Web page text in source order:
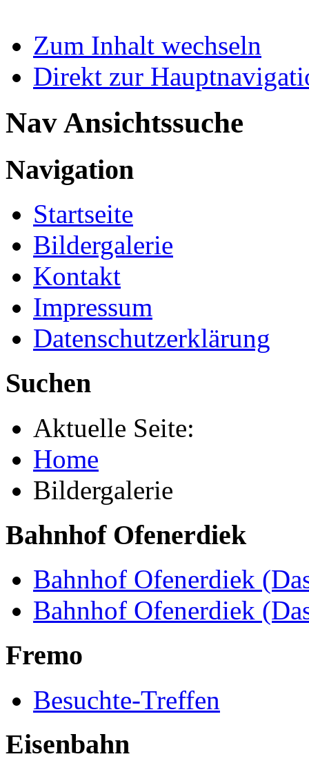
Zum Inhalt wechseln
Direkt zur
Nav Ansichtssuche
Navigation
Startseite
Bildergalerie
Kontakt
Impressum
Datenschutzerklärung
Suchen
Aktuelle Seite:
Home
Bildergalerie
Bahnhof Ofenerdiek
Bahnhof Ofenerdiek
Bahnhof Ofenerdiek
Fremo
Besuchte-Treffen
Eisenbahn